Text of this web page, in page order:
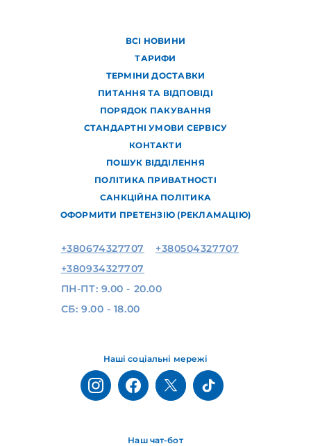
ВСІ НОВИНИ
ТАРИФИ
ТЕРМІНИ ДОСТАВКИ
ПИТАННЯ ТА ВІДПОВІДІ
ПОРЯДОК ПАКУВАННЯ
СТАНДАРТНІ УМОВИ СЕРВІСУ
КОНТАКТИ
ПОШУК ВІДДІЛЕННЯ
ПОЛІТИКА ПРИВАТНОСТІ
САНКЦІЙНА ПОЛІТИКА
ОФОРМИТИ ПРЕТЕНЗІЮ (РЕКЛАМАЦІЮ)
Наш чат-бот
Наші соціальні мережі
+380674327707
+380504327707
+380934327707
ПН-ПТ: 9.00 - 20.00
СБ: 9.00 - 18.00